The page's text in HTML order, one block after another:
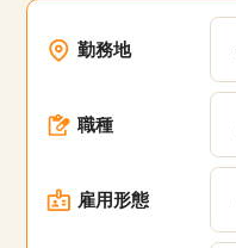
勤務地
職種
雇用形態